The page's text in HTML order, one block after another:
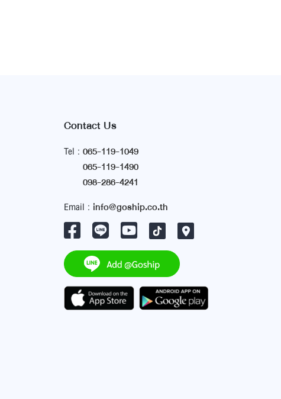
Contact Us
Tel : 065-119-1049
065-119-1490
098-286-4241
Email : info@goship.co.th